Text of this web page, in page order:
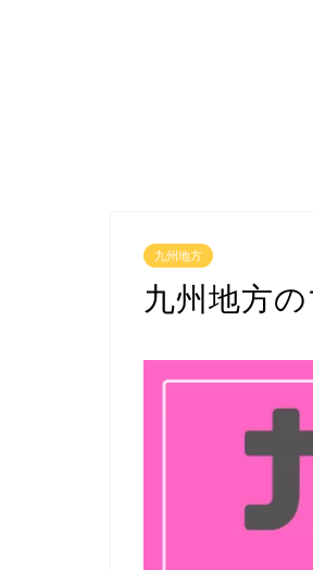
九州地方
九州地方